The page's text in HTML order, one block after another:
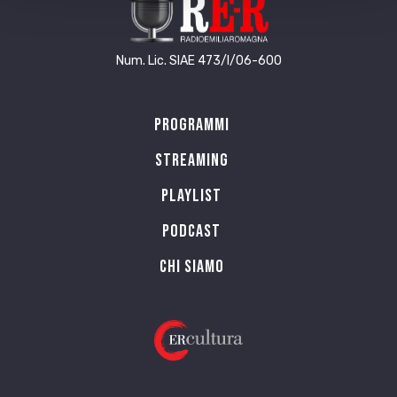
Num. Lic. SIAE 473/I/06-600
Programmi
Streaming
Playlist
PODCAST
Chi siamo